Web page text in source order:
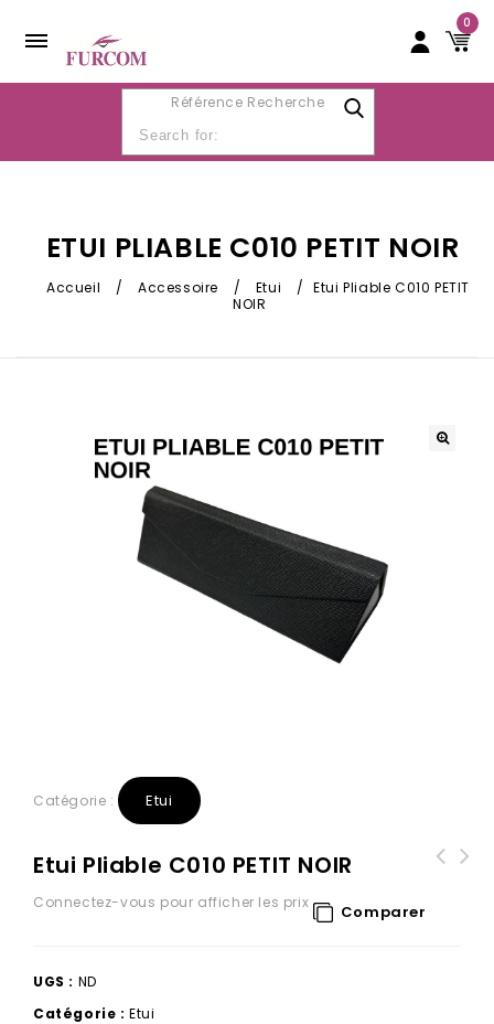
0
Référence Recherche
ETUI PLIABLE C010 PETIT NOIR
Accueil / Accessoire / Etui / Etui Pliable C010 PETIT
NOIR
Catégorie : Etui
Etui Pliable C010 PETIT NOIR
Connectez-vous pour afficher les prix Comparer
UGS : ND
Catégorie :Etui